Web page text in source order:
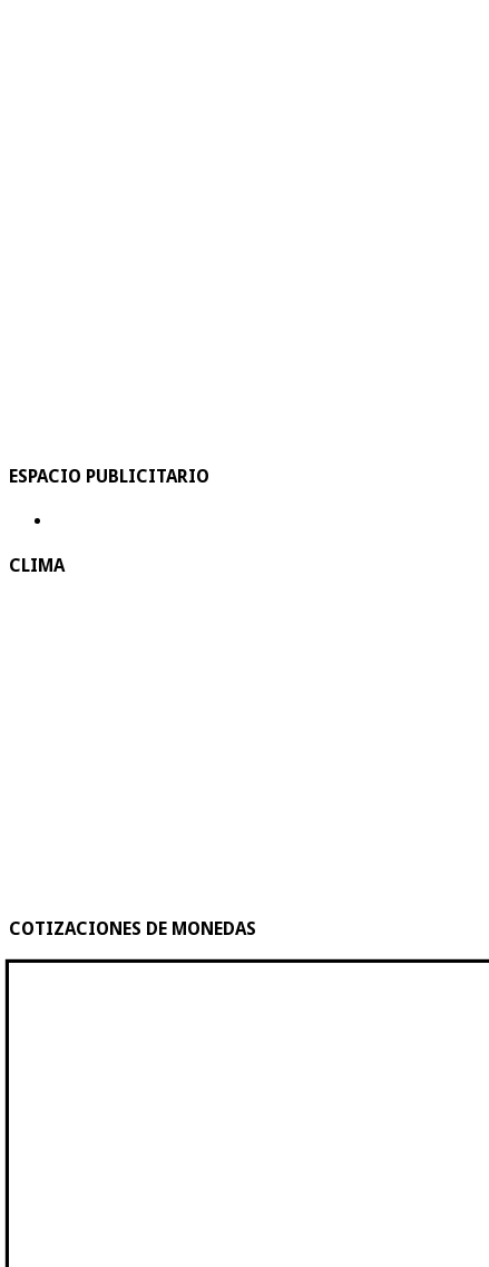
ESPACIO PUBLICITARIO
CLIMA
COTIZACIONES DE MONEDAS